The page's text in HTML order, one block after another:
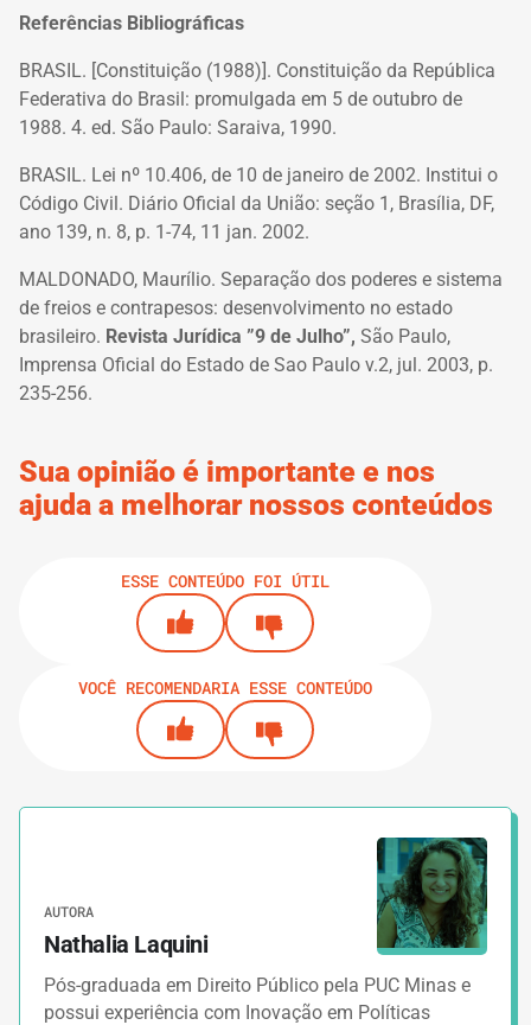
Referências Bibliográficas
BRASIL. [Constituição (1988)]. Constituição da República
Federativa do Brasil: promulgada em 5 de outubro de
1988. 4. ed. São Paulo: Saraiva, 1990.
BRASIL. Lei nº 10.406, de 10 de janeiro de 2002. Institui o
Código Civil. Diário Oficial da União: seção 1, Brasília, DF,
ano 139, n. 8, p. 1-74, 11 jan. 2002.
MALDONADO, Maurílio. Separação dos poderes e sistema
de freios e contrapesos: desenvolvimento no estado
brasileiro. Revista Jurídica ”9 de Julho”, São Paulo,
Imprensa Oficial do Estado de Sao Paulo v.2, jul. 2003, p.
235-256.
Sua opinião é importante e nos
ajuda a melhorar nossos conteúdos
ESSE CONTEÚDO FOI ÚTIL
VOCÊ RECOMENDARIA ESSE CONTEÚDO
AUTORA
Nathalia Laquini
Pós-graduada em Direito Público pela PUC Minas e
possui experiência com Inovação em Políticas